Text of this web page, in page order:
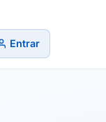
Entrar